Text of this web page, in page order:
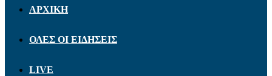
ΑΡΧΙΚΗ
ΟΛΕΣ ΟΙ ΕΙΔΗΣΕΙΣ
LIVE